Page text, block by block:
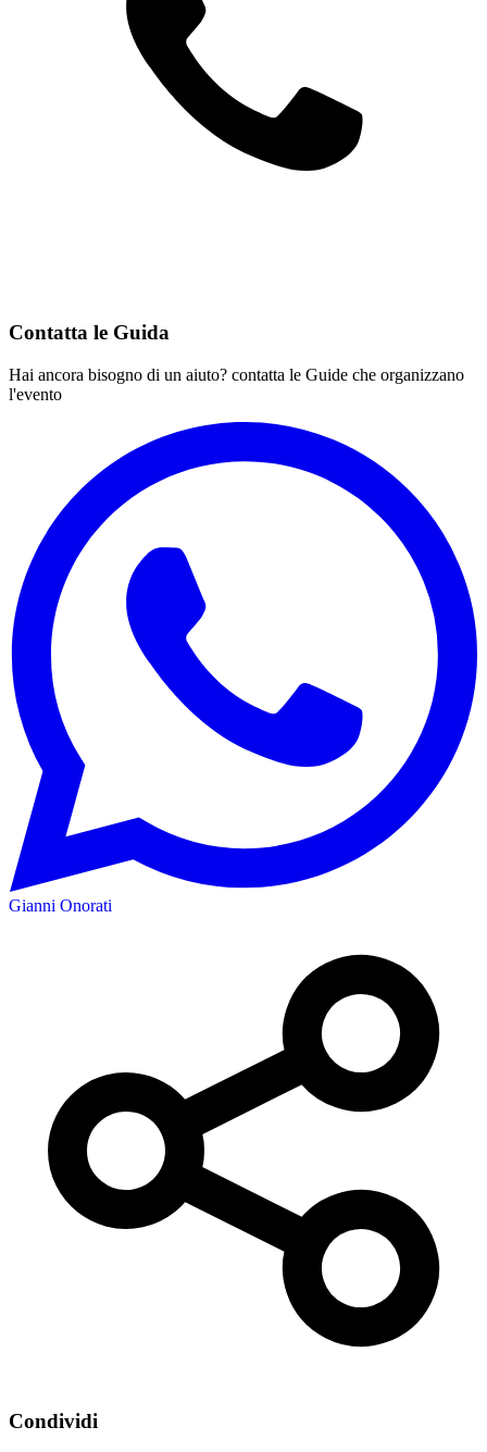
Contatta le Guida
Hai ancora bisogno di un aiuto? contatta le Guide che organizzano
l'evento
Gianni Onorati
Condividi